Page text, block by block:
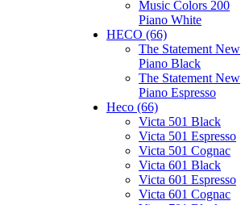
Music Colors 200
Piano White
HECO (66)
The Statement New
Piano Black
The Statement New
Piano Espresso
Heco (66)
Victa 501 Black
Victa 501 Espresso
Victa 501 Cognac
Victa 601 Black
Victa 601 Espresso
Victa 601 Cognac